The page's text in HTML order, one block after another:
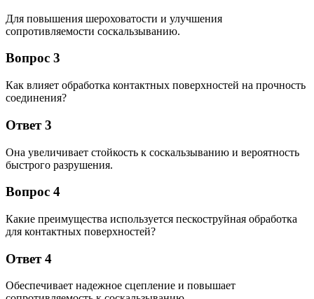
Для повышения шероховатости и улучшения
сопротивляемости соскальзыванию.
Вопрос 3
Как влияет обработка контактных поверхностей на прочность
соединения?
Ответ 3
Она увеличивает стойкость к соскальзыванию и вероятность
быстрого разрушения.
Вопрос 4
Какие преимущества используется пескоструйная обработка
для контактных поверхностей?
Ответ 4
Обеспечивает надежное сцепление и повышает